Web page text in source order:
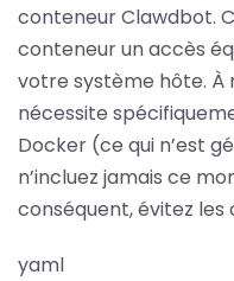
conteneur Clawdbot.
conteneur un accès
votre système hôte. À
nécessite
Docker (ce qui n’est
n’incluez jamais ce
conséquent, évitez
yaml